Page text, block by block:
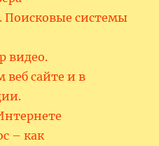
Поисковые системы
видео.
веб сайте и в
– как